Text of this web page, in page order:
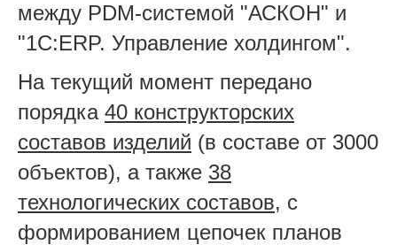
между PDM-системой "АСКОН" и
"1С:ERP. Управление холдингом".
На текущий момент передано
порядка 40 конструкторских
составов изделий (в составе от 3000
объектов), а также 38
технологических составов, с
формированием цепочек планов